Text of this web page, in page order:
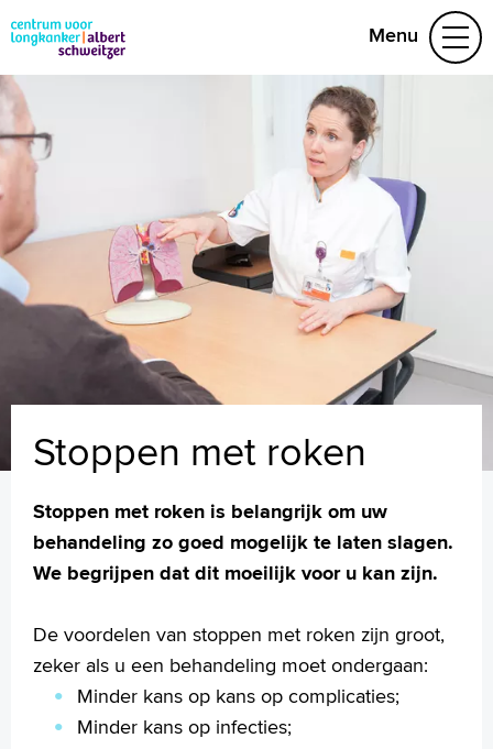
Menu
Behandelteam
Behandelingen
Video's
Research
(078) 652 33 28
MijnASz
Stoppen met roken
Stoppen met roken is belangrijk om uw
behandeling zo goed mogelijk te laten slagen.
We begrijpen dat dit moeilijk voor u kan zijn.
De voordelen van stoppen met roken zijn groot,
zeker als u een behandeling moet ondergaan:
Minder kans op kans op complicaties;
Minder kans op infecties;